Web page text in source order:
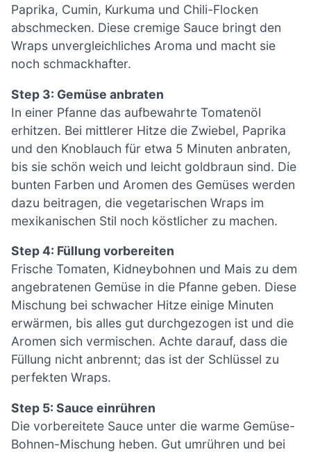
Paprika, Cumin, Kurkuma und Chili-Flocken
abschmecken. Diese cremige Sauce bringt den
Wraps unvergleichliches Aroma und macht sie
noch schmackhafter.
Step 3: Gemüse anbraten
In einer Pfanne das aufbewahrte Tomatenöl
erhitzen. Bei mittlerer Hitze die Zwiebel, Paprika
und den Knoblauch für etwa 5 Minuten anbraten,
bis sie schön weich und leicht goldbraun sind. Die
bunten Farben und Aromen des Gemüses werden
dazu beitragen, die vegetarischen Wraps im
mexikanischen Stil noch köstlicher zu machen.
Step 4: Füllung vorbereiten
Frische Tomaten, Kidneybohnen und Mais zu dem
angebratenen Gemüse in die Pfanne geben. Diese
Mischung bei schwacher Hitze einige Minuten
erwärmen, bis alles gut durchgezogen ist und die
Aromen sich vermischen. Achte darauf, dass die
Füllung nicht anbrennt; das ist der Schlüssel zu
perfekten Wraps.
Step 5: Sauce einrühren
Die vorbereitete Sauce unter die warme Gemüse-
Bohnen-Mischung heben. Gut umrühren und bei